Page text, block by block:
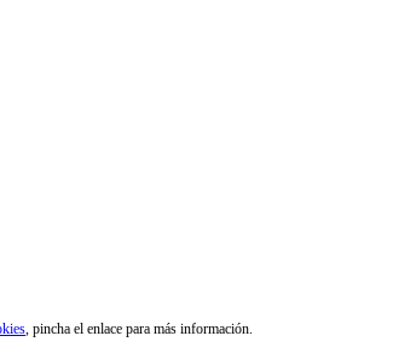
, pincha el enlace para más información.